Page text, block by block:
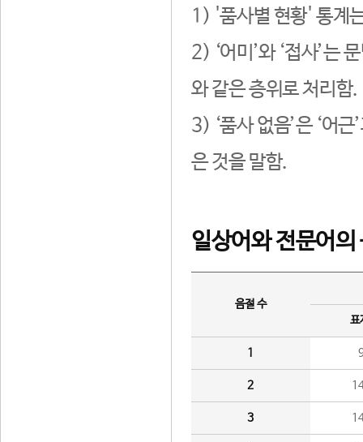
1) '품사별 현황' 통계
2) ‘어미’와 ‘접사’는
와 같은 층위로 처리함.
3) ‘품사 없음’은 ‘어
은 것을 말함.
일상어와 전문어의
음절 수
표
1
2
3